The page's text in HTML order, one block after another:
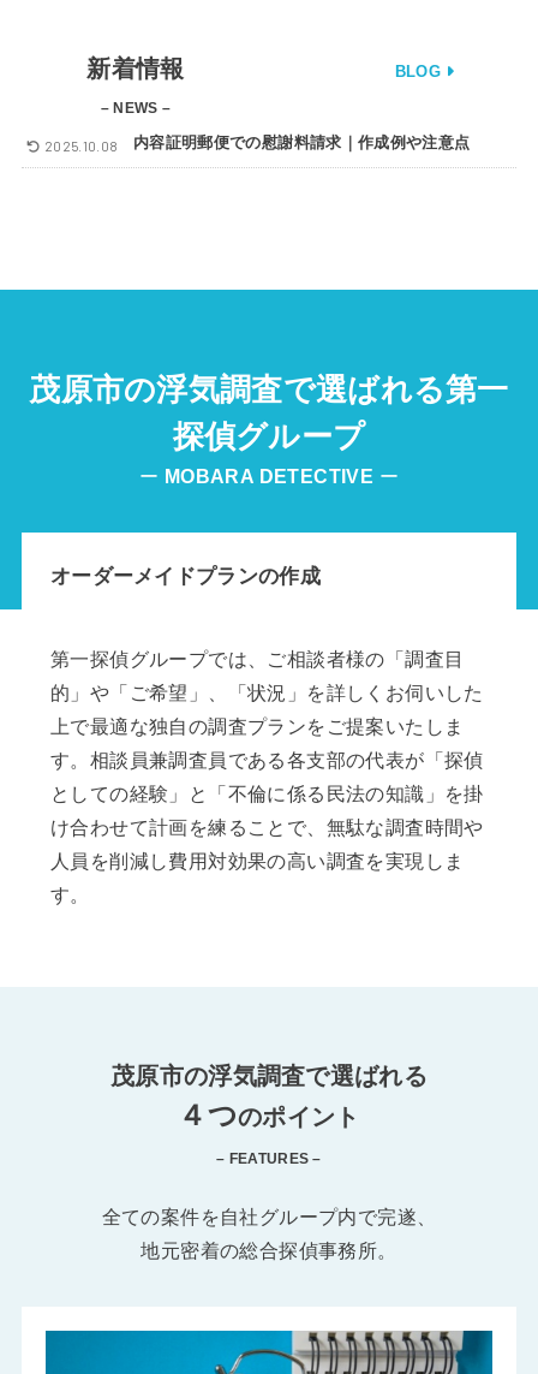
新着情報
– NEWS –
BLOG
内容証明郵便での慰謝料請求｜作成例や注意点
2025.10.08
茂原市の浮気調査で選ばれる第一
探偵グループ
ー MOBARA DETECTIVE ー
オーダーメイドプランの作成
第一探偵グループでは、ご相談者様の「調査目
的」や「ご希望」、「状況」を詳しくお伺いした
上で最適な独自の調査プランをご提案いたしま
す。相談員兼調査員である各支部の代表が「探偵
としての経験」と「不倫に係る民法の知識」を掛
け合わせて計画を練ることで、無駄な調査時間や
人員を削減し費用対効果の高い調査を実現しま
す。
茂原市の浮気調査で選ばれる
４つのポイント
– FEATURES –
全ての案件を自社グループ内で完遂、
地元密着の総合探偵事務所。